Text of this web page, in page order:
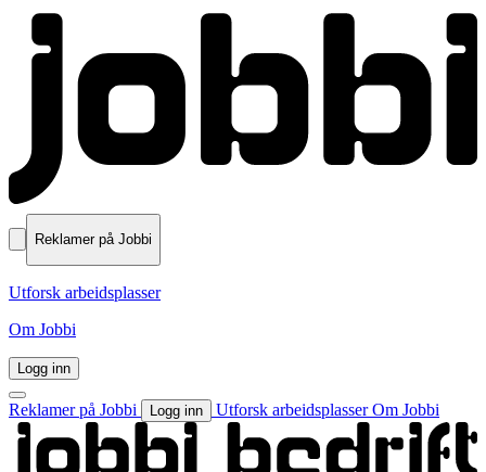
Reklamer på Jobbi
Utforsk arbeidsplasser
Om Jobbi
Logg inn
Reklamer på Jobbi Logg inn Utforsk arbeidsplasserOm Jobbi